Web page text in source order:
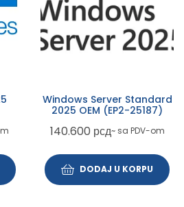
Windows Server Standard
2025 OEM (EP2-25187)
140.600 рсд~ sa PDV-om
DODAJ U KORPU